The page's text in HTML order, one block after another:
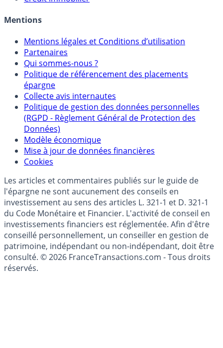
Crédit immobilier
Mentions
Mentions légales et Conditions d’utilisation
Partenaires
Qui sommes-nous ?
Politique de référencement des placements
épargne
Collecte avis internautes
Politique de gestion des données personnelles
(RGPD - Règlement Général de Protection des
Données)
Modèle économique
Cookies
Les articles et commentaires publiés sur le guide de
l'épargne ne sont aucunement des conseils en
investissement au sens des articles L. 321-1 et D. 321-1
du Code Monétaire et Financier. L'activité de conseil en
investissements financiers est réglementée. Afin d'être
conseillé personnellement, un conseiller en gestion de
patrimoine, indépendant ou non-indépendant, doit être